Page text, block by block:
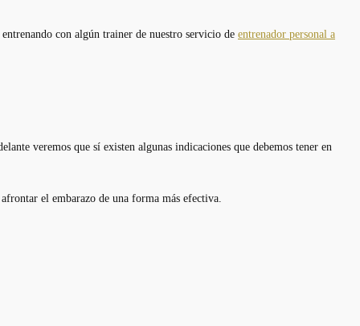
con algún trainer de nuestro servicio de entrenador personal a
veremos que sí existen algunas indicaciones que debemos tener en
el embarazo de una forma más efectiva.